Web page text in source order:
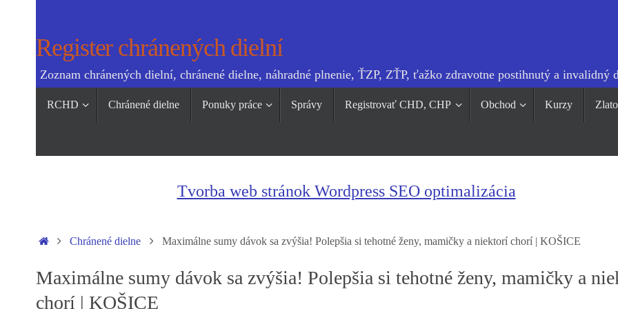
Register chránených dielní
Zoznam chránených dielní, chránené dielne, náhradné plnenie, ŤZP, ZŤP, ťažko zdravotne postihnutý a invalidný
RCHD Chránené dielne Ponuky práce Správy Registrovať CHD, CHP Obchod Kurzy Zlato
Tvorba web stránok Wordpress SEO optimalizácia
HomeChránené dielne Maximálne sumy dávok sa zvýšia! Polepšia si tehotné ženy, mamičky a niektorí chorí | KOŠICE
Maximálne sumy dávok sa zvýšia! Polepšia si tehotné ženy, mamičky a
chorí | KOŠICE